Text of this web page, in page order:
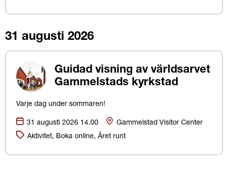
31 augusti 2026
Guidad visning av världsarvet
Gammelstads kyrkstad
Varje dag under sommaren!
Datum:
31 augusti 2026 14.00 Plats
Gammelstad Visitor Center
Kategorier:
Aktivitet, Boka online, Året runt